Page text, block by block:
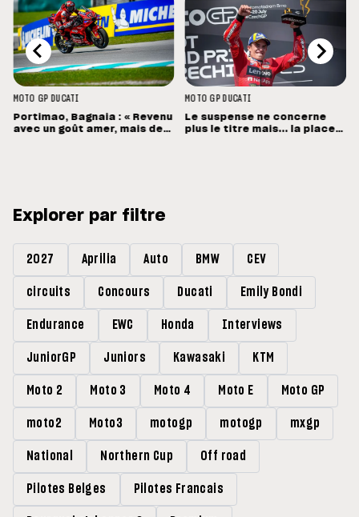
MOTO GP DUCATI
Portimao, Bagnaia : « Revenu
avec un goût amer, mais des
MOTO GP DUCATI
Le suspense ne concerne
plus le titre mais... la place
Explorer par filtre
2027 Aprilia Auto BMW CEV
circuits Concours Ducati Emily Bondi
Endurance EWC Honda Interviews
JuniorGP Juniors Kawasaki KTM
Moto 2 Moto 3 Moto 4 Moto E Moto GP
moto2 Moto3 motogp motogp mxgp
National Northern Cup Off road
Pilotes Belges Pilotes Francais